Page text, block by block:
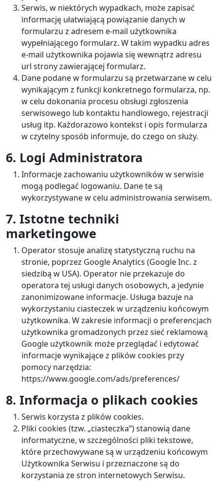
Serwis, w niektórych wypadkach, może zapisać
informację ułatwiającą powiązanie danych w
formularzu z adresem e-mail użytkownika
wypełniającego formularz. W takim wypadku adres
e-mail użytkownika pojawia się wewnątrz adresu
url strony zawierającej formularz.
Dane podane w formularzu są przetwarzane w celu
wynikającym z funkcji konkretnego formularza, np.
w celu dokonania procesu obsługi zgłoszenia
serwisowego lub kontaktu handlowego, rejestracji
usług itp. Każdorazowo kontekst i opis formularza
w czytelny sposób informuje, do czego on służy.
6. Logi Administratora
Informacje zachowaniu użytkowników w serwisie
mogą podlegać logowaniu. Dane te są
wykorzystywane w celu administrowania serwisem.
7. Istotne techniki
marketingowe
Operator stosuje analizę statystyczną ruchu na
stronie, poprzez Google Analytics (Google Inc. z
siedzibą w USA). Operator nie przekazuje do
operatora tej usługi danych osobowych, a jedynie
zanonimizowane informacje. Usługa bazuje na
wykorzystaniu ciasteczek w urządzeniu końcowym
użytkownika. W zakresie informacji o preferencjach
użytkownika gromadzonych przez sieć reklamową
Google użytkownik może przeglądać i edytować
informacje wynikające z plików cookies przy
pomocy narzędzia:
https://www.google.com/ads/preferences/
8. Informacja o plikach cookies
Serwis korzysta z plików cookies.
Pliki cookies (tzw. „ciasteczka”) stanowią dane
informatyczne, w szczególności pliki tekstowe,
które przechowywane są w urządzeniu końcowym
Użytkownika Serwisu i przeznaczone są do
korzystania ze stron internetowych Serwisu.